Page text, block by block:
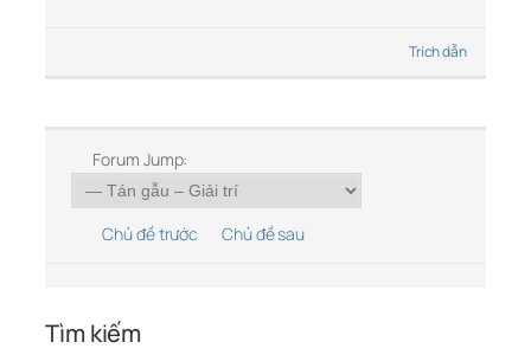
Trích dẫn
Forum Jump:
Chủ đề trước Chủ đề sau
Tìm kiếm